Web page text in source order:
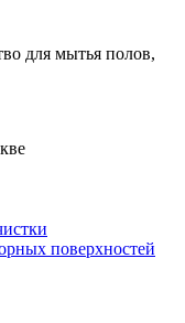
для мытья полов,